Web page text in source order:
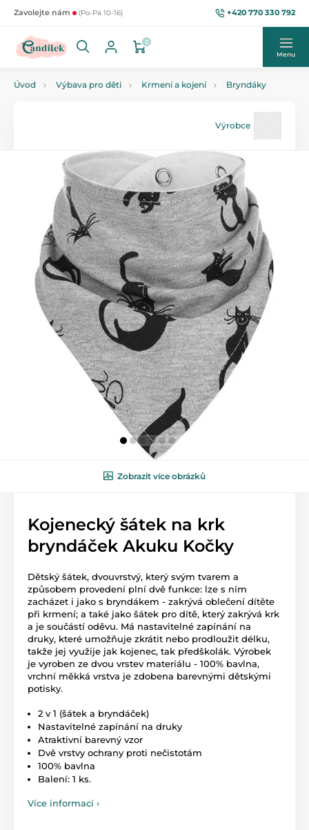
Zavolejte nám (Po-Pá 10-16) +420 770 330 792
0
Menu
Úvod Výbava pro děti Krmení a kojení Bryndáky
Výrobce
Zobrazit více obrázků
Kojenecký šátek na krk
bryndáček Akuku Kočky
Dětský šátek, dvouvrstvý, který svým tvarem a
způsobem provedení plní dvě funkce: lze s ním
zacházet i jako s bryndákem - zakrývá oblečení dítěte
při krmení; a také jako šátek pro dítě, který zakrývá krk
a je součástí oděvu. Má nastavitelné zapínání na
druky, které umožňuje zkrátit nebo prodloužit délku,
takže jej využije jak kojenec, tak předškolák. Výrobek
je vyroben ze dvou vrstev materiálu - 100% bavlna,
vrchní měkká vrstva je zdobena barevnými dětskými
potisky.
2 v 1 (šátek a bryndáček)
Nastavitelné zapínání na druky
Atraktivní barevný vzor
Dvě vrstvy ochrany proti nečistotám
100% bavlna
Balení: 1 ks.
Více informací ›